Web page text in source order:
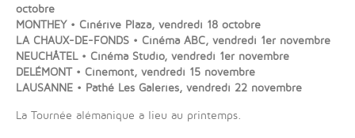
octobre
MONTHEY • Cinérive Plaza, vendredi 18 octobre
LA CHAUX-DE-FONDS • Cinéma ABC, vendredi 1er novembre
NEUCHÂTEL • Cinéma Studio, vendredi 1er novembre
DELÉMONT • Cinemont, vendredi 15 novembre
LAUSANNE • Pathé Les Galeries, vendredi 22 novembre
La Tournée alémanique a lieu au printemps.